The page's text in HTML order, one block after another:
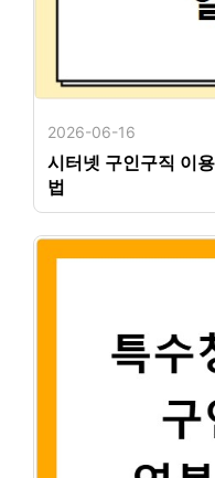
2026-06-16
시터넷 구인구직 이
법